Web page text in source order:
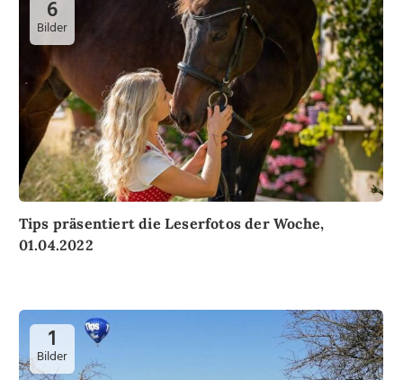
6
Bilder
Tips präsentiert die Leserfotos der Woche,
01.04.2022
1
Bilder